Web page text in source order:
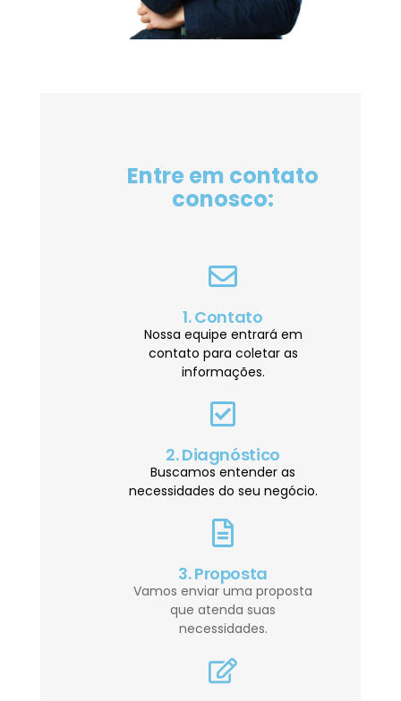
Entre em contato
conosco:
1. Contato
Nossa equipe entrará em
contato para coletar as
informações.
2. Diagnóstico
Buscamos entender as
necessidades do seu negócio.
3. Proposta
Vamos enviar uma proposta
que atenda suas
necessidades.